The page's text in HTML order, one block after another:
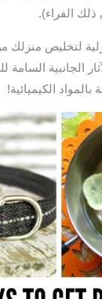
ذلك الفراء).
لتخليص منزلك
الجانبية السامة
بالمواد الكيميائية!